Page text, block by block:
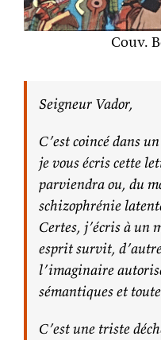
Couv.
Seigneur Vador,
C’est coincé dans
je vous écris cette
parviendra ou, du
schizophrénie
Certes, j’écris à un
esprit survit,
l’imaginaire
sémantiques et
C’est une triste